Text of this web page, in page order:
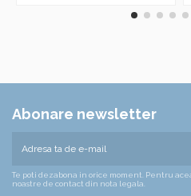
Abonare newsletter
Te poti dezabona in orice moment. Pentru
noastre de contact din nota legala.